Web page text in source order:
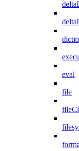
eval
file